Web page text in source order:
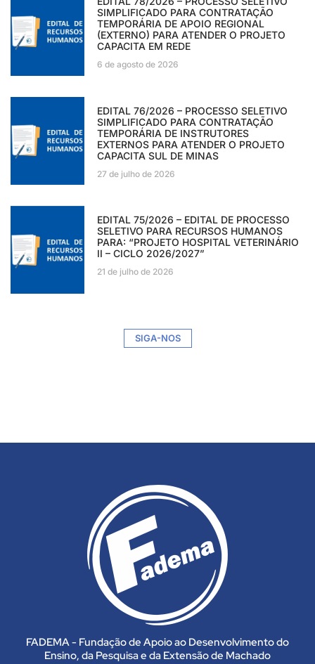
SIMPLIFICADO PARA CONTRATAÇÃO
TEMPORÁRIA DE APOIO REGIONAL
(EXTERNO) PARA ATENDER O PROJETO
CAPACITA EM REDE
6 de agosto de 2026
EDITAL 76/2026 – PROCESSO SELETIVO
SIMPLIFICADO PARA CONTRATAÇÃO
TEMPORÁRIA DE INSTRUTORES
EXTERNOS PARA ATENDER O PROJETO
CAPACITA SUL DE MINAS
27 de julho de 2026
EDITAL 75/2026 – EDITAL DE PROCESSO
SELETIVO PARA RECURSOS HUMANOS
PARA: “PROJETO HOSPITAL VETERINÁRIO
II – CICLO 2026/2027”
21 de julho de 2026
SIGA-NOS
FADEMA - Fundação de Apoio ao Desenvolvimento do
Ensino, da Pesquisa e da Extensão de Machado